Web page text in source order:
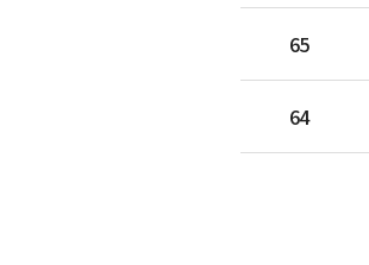
65
64